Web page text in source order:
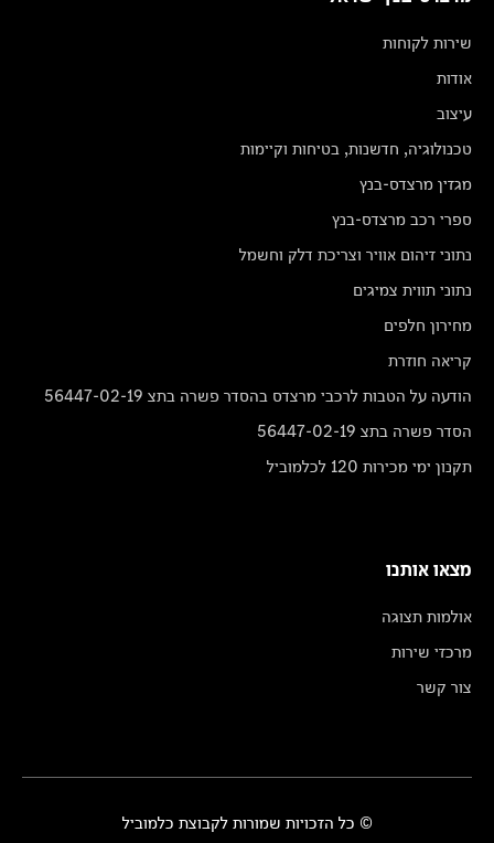
שירות לקוחות
אודות
עיצוב
טכנולוגיה, חדשנות, בטיחות וקיימות
מגזין מרצדס-בנץ
ספרי רכב מרצדס-בנץ
נתוני זיהום אוויר וצריכת דלק וחשמל
נתוני תווית צמיגים
מחירון חלפים
קריאה חוזרת
הודעה על הטבות לרכבי מרצדס בהסדר פשרה בתצ 56447-02-19
הסדר פשרה בתצ 56447-02-19
תקנון ימי מכירות 120 לכלמוביל
מצאו אותנו
אולמות תצוגה
מרכזי שירות
צור קשר
© כל הזכויות שמורות לקבוצת כלמוביל